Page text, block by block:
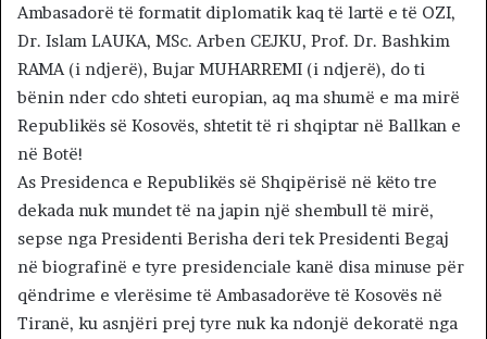
Ambasadorë të formatit diplomatik kaq të lartë e të OZI,
Dr. Islam LAUKA, MSc. Arben CEJKU, Prof. Dr. Bashkim
RAMA (i ndjerë), Bujar MUHARREMI (i ndjerë), do ti
bënin nder cdo shteti europian, aq ma shumë e ma mirë
Republikës së Kosovës, shtetit të ri shqiptar në Ballkan e
në Botë!
As Presidenca e Republikës së Shqipërisë në këto tre
dekada nuk mundet të na japin një shembull të mirë,
sepse nga Presidenti Berisha deri tek Presidenti Begaj
në biografinë e tyre presidenciale kanë disa minuse për
qëndrime e vlerësime të Ambasadorëve të Kosovës në
Tiranë, ku asnjëri prej tyre nuk ka ndonjë dekoratë nga